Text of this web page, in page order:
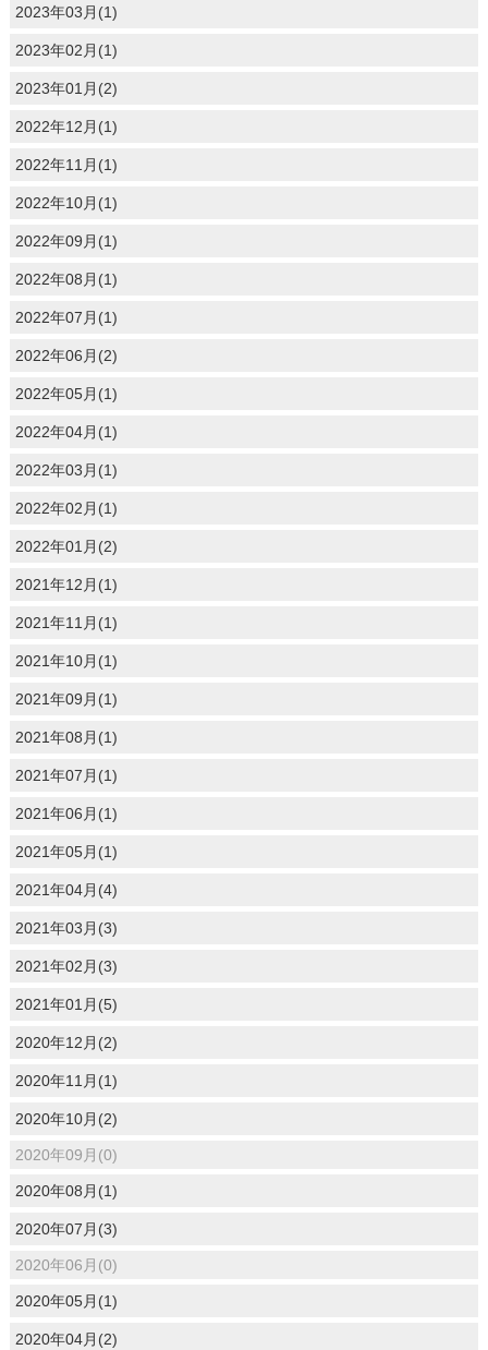
2023年03月(1)
2023年02月(1)
2023年01月(2)
2022年12月(1)
2022年11月(1)
2022年10月(1)
2022年09月(1)
2022年08月(1)
2022年07月(1)
2022年06月(2)
2022年05月(1)
2022年04月(1)
2022年03月(1)
2022年02月(1)
2022年01月(2)
2021年12月(1)
2021年11月(1)
2021年10月(1)
2021年09月(1)
2021年08月(1)
2021年07月(1)
2021年06月(1)
2021年05月(1)
2021年04月(4)
2021年03月(3)
2021年02月(3)
2021年01月(5)
2020年12月(2)
2020年11月(1)
2020年10月(2)
2020年09月(0)
2020年08月(1)
2020年07月(3)
2020年06月(0)
2020年05月(1)
2020年04月(2)